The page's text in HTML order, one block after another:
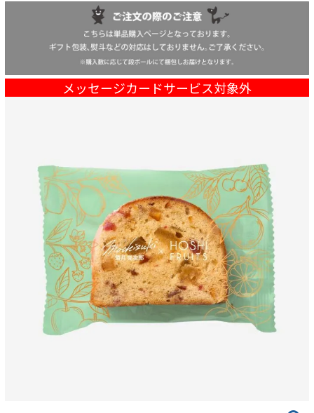
メッセージカードサービス対象外